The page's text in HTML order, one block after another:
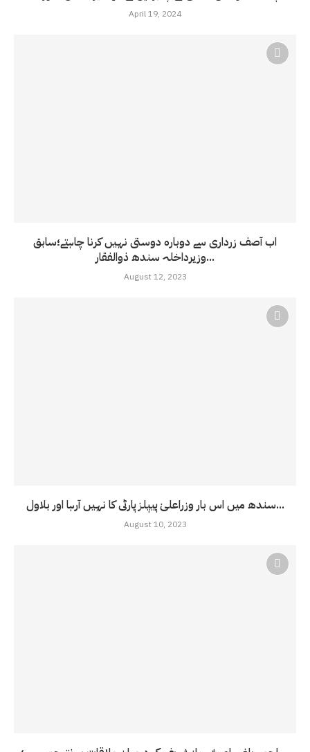
April 19, 2024
اب آصف زرداری سے دوبارہ دوستی نہیں کرنا چاہتے؛سابق
وزیرداخلہ سندھ ذوالفقار...
August 12, 2023
سندھ میں اس بار وزراعلیٰ پیپلز پارٹی کا نہیں آرہا اور بلاول...
August 10, 2023